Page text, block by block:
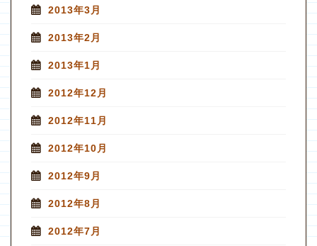
2013年3月
2013年2月
2013年1月
2012年12月
2012年11月
2012年10月
2012年9月
2012年8月
2012年7月